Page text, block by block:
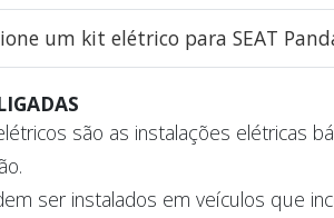
um kit elétrico para SEAT
são as instalações elétricas
ser instalados em veículos que